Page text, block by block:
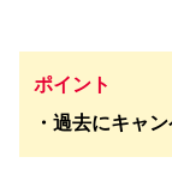
ポイント
・過去にキャ